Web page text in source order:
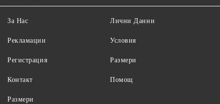
За Нас
Рекламации
Регистрация
Контакт
Лични Данни
Условия
Размери
Помощ
Размери